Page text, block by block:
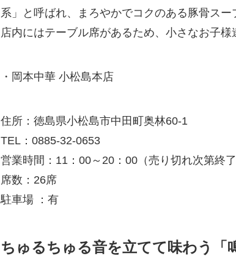
系」と呼ばれ、まろやかでコクのある豚骨スー
店内にはテーブル席があるため、小さなお子様
・岡本中華 小松島本店
住所：徳島県小松島市中田町奥林60-1
TEL：0885-32-0653
営業時間：11：00～20：00（売り切れ次第終
席数：26席
駐車場 ：有
ちゅるちゅる音を立てて味わう「